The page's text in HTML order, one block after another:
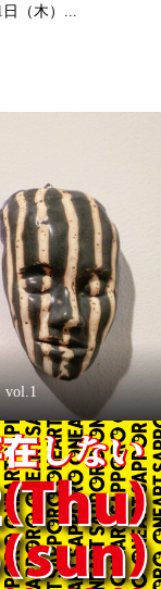
日（木）...
vol.1